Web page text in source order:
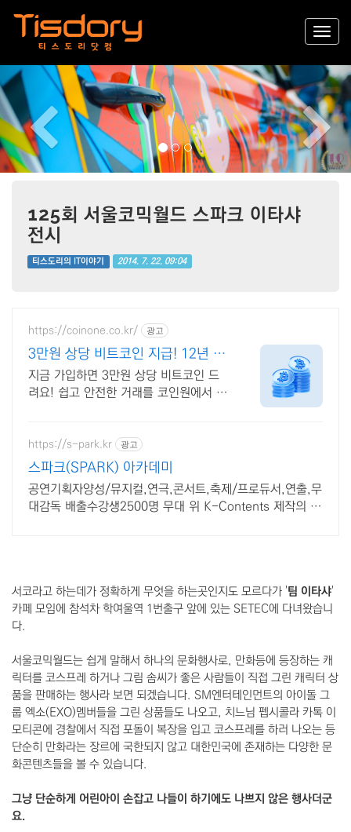
Previous
125회 서울코믹월드 스파크 이타샤
전시
티스도리의 IT이야기 2014. 7. 22. 09:04
https://coinone.co.kr/ 광고
3만원 상당 비트코인 지급! 12년 무
사고 거래소
지금 가입하면 3만원 상당 비트코인 드
려요! 쉽고 안전한 거래를 코인원에서 시
https://s-park.kr 광고
스파크(SPARK) 아카데미
공연기획자양성/뮤지컬,연극,콘서트,축제/프로듀서,연출,무
대감독 배출수강생2500명 무대 위 K-Contents 제작의 주
서코라고 하는데가 정확하게 무엇을 하는곳인지도 모르다가 '팀 이타샤'
카페 모임에 참석차 학여울역 1번출구 앞에 있는 SE TEC에 다녀왔습니
다.
서울코믹월드는 쉽게 말해서 하나의 문화행사로, 만화등에 등장하는 캐
릭터를 코스프레 하거나 그림 솜씨가 좋은 사람들이 직접 그린 캐릭터 상
품을 판매하는 행사라 보면 되겠습니다. SM엔터테인먼트의 아이돌 그
룹 엑소(EXO)멤버들을 그린 상품들도 나오고, 치느님 펩시콜라 카톡 이
모티콘에 경찰에서 직접 포돌이 복장을 입고 코스프레를 하러 나오는 등
단순히 만화라는 장르에 국한되지 않고 대한민국에 존재하는 다양한 문
화콘텐츠들을 볼 수 있습니다.
그냥 단순하게 어린아이 손잡고 나들이 하기에도 나쁘지 않은 행사더군
요.